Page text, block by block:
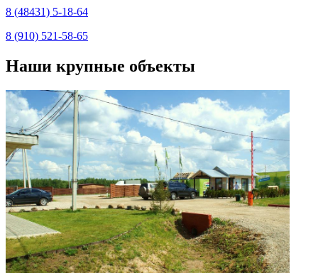
8 (48431) 5-18-64
8 (910) 521-58-65
Наши крупные объекты